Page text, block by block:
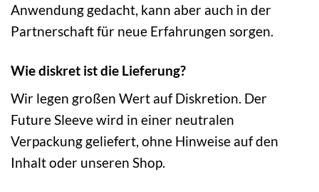
Anwendung gedacht, kann aber auch in der
Partnerschaft für neue Erfahrungen sorgen.
Wie diskret ist die Lieferung?
Wir legen großen Wert auf Diskretion. Der
Future Sleeve wird in einer neutralen
Verpackung geliefert, ohne Hinweise auf den
Inhalt oder unseren Shop.